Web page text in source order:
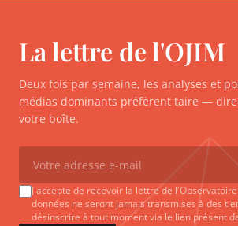
La lettre de l'OJIM
Deux fois par semaine, les analyses et
médias dominants préfèrent taire —
votre boîte.
J'accepte de recevoir la lettre de
données ne seront jamais transmises à des
désinscrire à tout moment via le lien présent